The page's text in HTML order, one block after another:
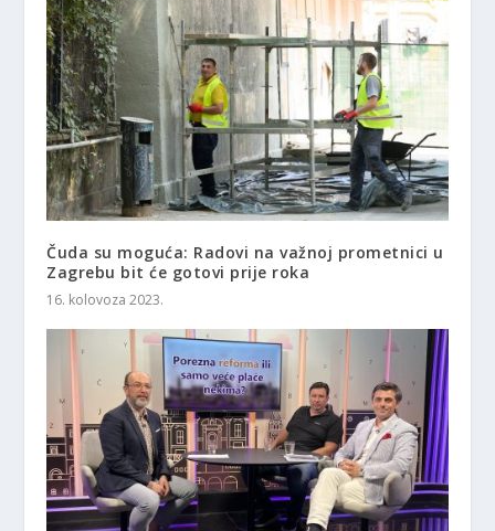
Čuda su moguća: Radovi na važnoj prometnici u
Zagrebu bit će gotovi prije roka
16. kolovoza 2023.